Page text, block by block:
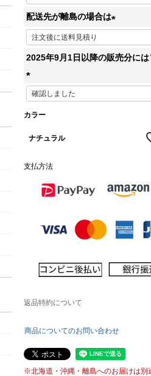
配送先が離島の場合は
必
2025年9月1日以降の販売分には
)
カラー
ナチュラル
支払方法
返品特約について
商品についてのお問い合わせ
※北海道・沖縄・離島へのお届けは別